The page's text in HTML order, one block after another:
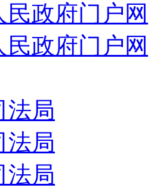
民政府门户网
民政府门户网
法局
法局
法局